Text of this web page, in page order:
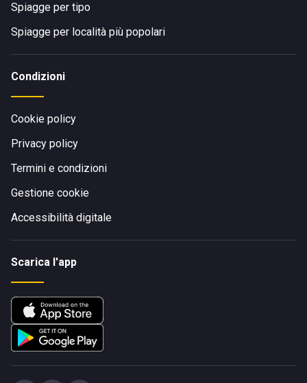
Spiagge per tipo
Spiagge per località più popolari
Condizioni
Cookie policy
Privacy policy
Termini e condizioni
Gestione cookie
Accessibilità digitale
Scarica l'app